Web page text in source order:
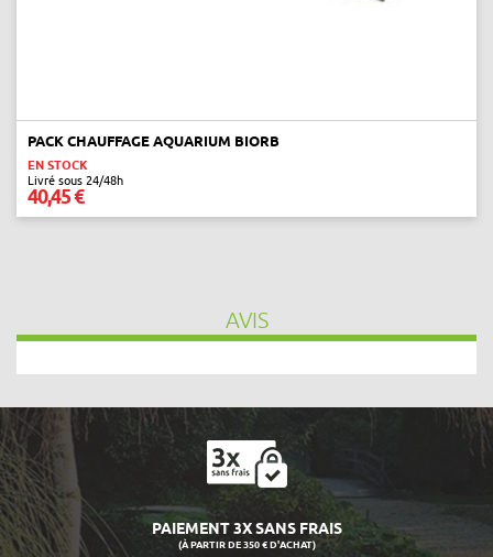
PACK CHAUFFAGE AQUARIUM BIORB
EN STOCK
Livré sous 24/48h
40,45 €
AVIS
LIVRAISON 24/48H